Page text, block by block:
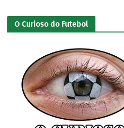
O Curioso do Futebol